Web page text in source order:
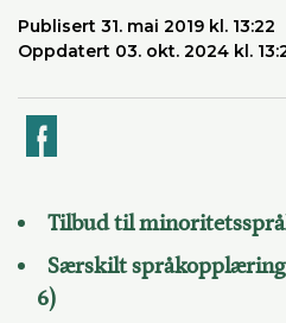
Publisert 31. mai 2019 kl. 13:22
Oppdatert 03. okt. 2024 kl.
Tilbud til
Særskilt
6)